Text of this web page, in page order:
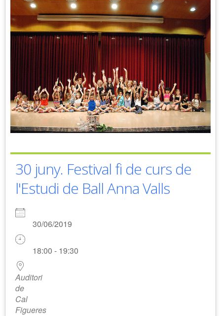
30 juny. Festival fi de curs de
l'Estudi de Ball Anna Valls
30/06/2019
18:00 - 19:30
Auditori
de
Cal
Figueres